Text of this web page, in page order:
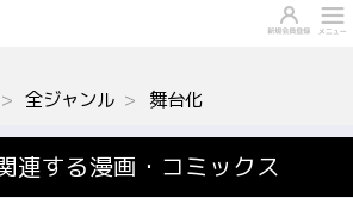
全ジャンル 舞台化
連する漫画・コミックス